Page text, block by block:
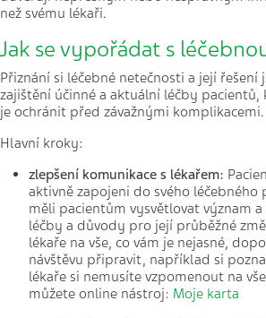
než svému lékaři.
Jak se vypořádat s
Přiznání si léčebné netečnosti a její řešení
zajištění účinné a aktuální léčby pacientů,
je ochránit před závažnými komplikacemi.
Hlavní kroky:
zlepšení komunikace s lékařem:
aktivně zapojeni do svého léčebného
měli pacientům vysvětlovat význam
léčby a důvody pro její průběžné
lékaře na vše, co vám je nejasné,
návštěvu připravit, například si
lékaře si nemusíte vzpomenout na
můžete online nástroj: Moje karta